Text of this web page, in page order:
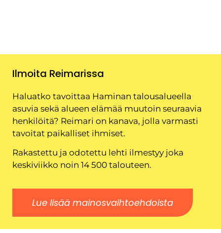
Ilmoita Reimarissa
Haluatko tavoittaa Haminan talousalueella
asuvia sekä alueen elämää muutoin seuraavia
henkilöitä? Reimari on kanava, jolla varmasti
tavoitat paikalliset ihmiset.
Rakastettu ja odotettu lehti ilmestyy joka
keskiviikko noin 14 500 talouteen.
Lue lisää mainosvaihtoehdoista